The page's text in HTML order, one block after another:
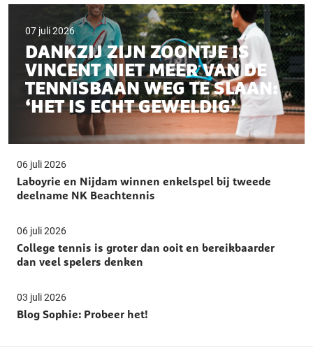
07 juli 2026
DANKZIJ ZIJN ZOONTJE IS
VINCENT NIET MEER VAN DE
TENNISBAAN WEG TE SLAAN:
‘HET IS ECHT GEWELDIG’
06 juli 2026
Laboyrie en Nijdam winnen enkelspel bij tweede
deelname NK Beachtennis
06 juli 2026
College tennis is groter dan ooit en bereikbaarder
dan veel spelers denken
03 juli 2026
Blog Sophie: Probeer het!